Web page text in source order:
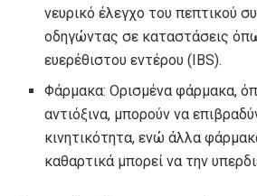
νευρικό έλεγχο του πεπτικού
οδηγώντας σε καταστάσεις
ευερέθιστου εντέρου (IBS).
Φάρμακα: Ορισμένα φάρμακα,
αντιόξινα, μπορούν να
κινητικότητα, ενώ άλλα
καθαρτικά μπορεί να την